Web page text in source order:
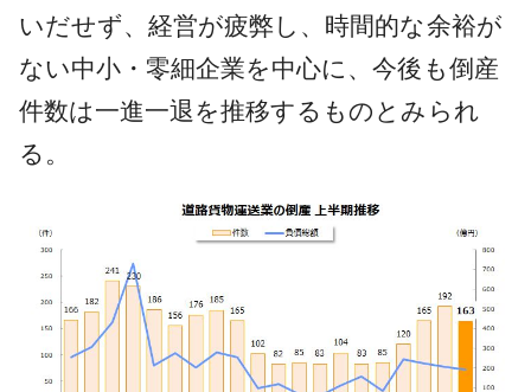
いだせず、経営が疲弊し、時間的な余裕が
ない中小・零細企業を中心に、今後も倒産
件数は一進一退を推移するものとみられ
る。